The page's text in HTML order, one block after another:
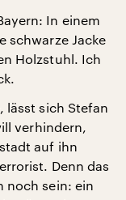
In einem
schwarze Jacke
Holzstuhl. Ich
lässt sich Stefan
verhindern,
auf ihn
Denn das
noch sein: ein